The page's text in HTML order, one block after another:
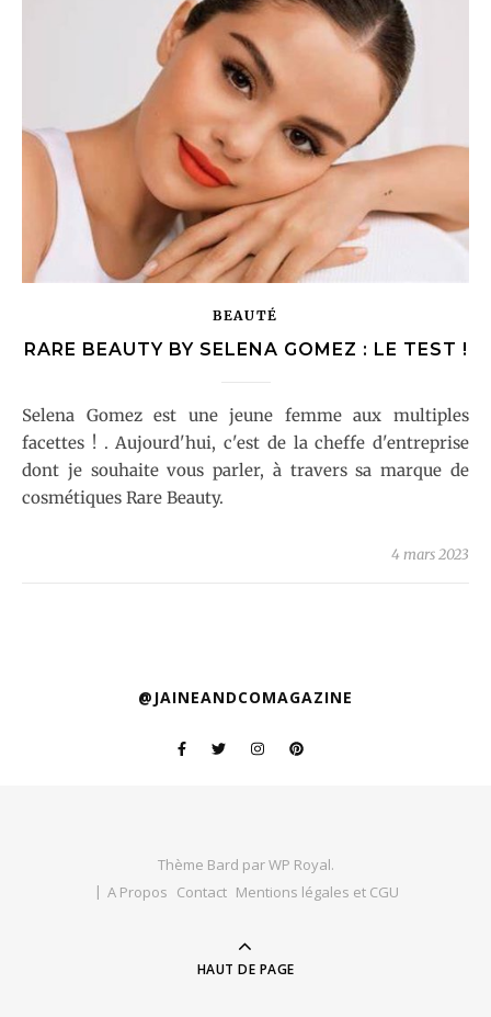
BEAUTÉ
RARE BEAUTY BY SELENA GOMEZ : LE TEST !
Selena Gomez est une jeune femme aux multiples
facettes ! . Aujourd'hui, c'est de la cheffe d'entreprise
dont je souhaite vous parler, à travers sa marque de
cosmétiques Rare Beauty.
4 mars 2023
@JAINEANDCOMAGAZINE
Thème Bard parWP Royal.
A Propos Contact Mentions légales et CGU
HAUT DE PAGE